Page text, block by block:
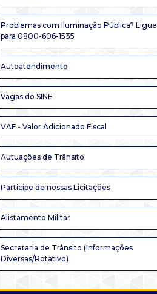
Problemas com Iluminação Pública? Ligue
para 0800-606-1535
Autoatendimento
Vagas do SINE
VAF - Valor Adicionado Fiscal
Autuações de Trânsito
Participe de nossas Licitações
Alistamento Militar
Secretaria de Trânsito (Informações
Diversas/Rotativo)